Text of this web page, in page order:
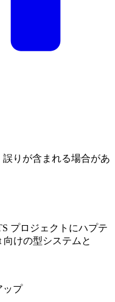
りが含まれる場合があ
プロジェクトにハプテ
向けの型システムと
ップ